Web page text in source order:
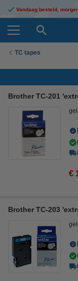
Vandaag besteld,
TC tapes
Brother TC-201
€
Brother TC-203